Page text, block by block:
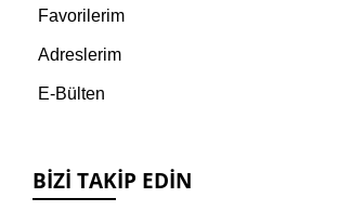
Favorilerim
Adreslerim
E-Bülten
BIZI TAKIP EDIN